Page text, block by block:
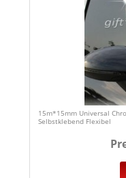
15m*15mm Universal
Selbstklebend Flexibel